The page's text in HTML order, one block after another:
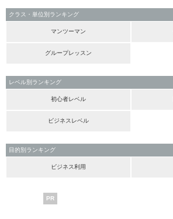
クラス・単位別ランキング
マンツーマン
グループレッスン
レベル別ランキング
初心者レベル
ビジネスレベル
目的別ランキング
ビジネス利用
PR